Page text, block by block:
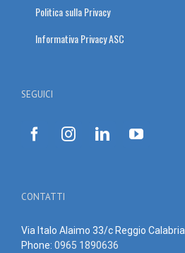
Politica sulla Privacy
Informativa Privacy ASC
SEGUICI
CONTATTI
Via Italo Alaimo 33/c Reggio Calabria
Phone: 0965 1890636